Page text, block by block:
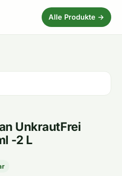
Alle Produkte →
UnkrautFrei
-2 L